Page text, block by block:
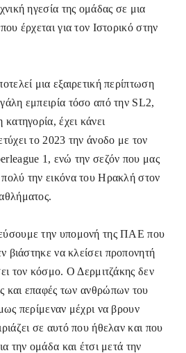
ηγεσία της ομάδας σε μια
έρχεται για τον Ιστορικό στην
μια εξαιρετική περίπτωση
εμπειρία τόσο από την SL2,
έχει κάνει
το 2023 την άνοδο με τον
1, ενώ την σεζόν που μας
την εικόνα του Ηρακλή στον
την υπομονή της ΠΑΕ που
βιάστηκε να κλείσει προπονητή
τον κόσμο. Ο Δερμιτζάκης δεν
και επαφές των ανθρώπων του
περίμεναν μέχρι να βρουν
σε αυτό που ήθελαν και που
την ομάδα και έτσι μετά την